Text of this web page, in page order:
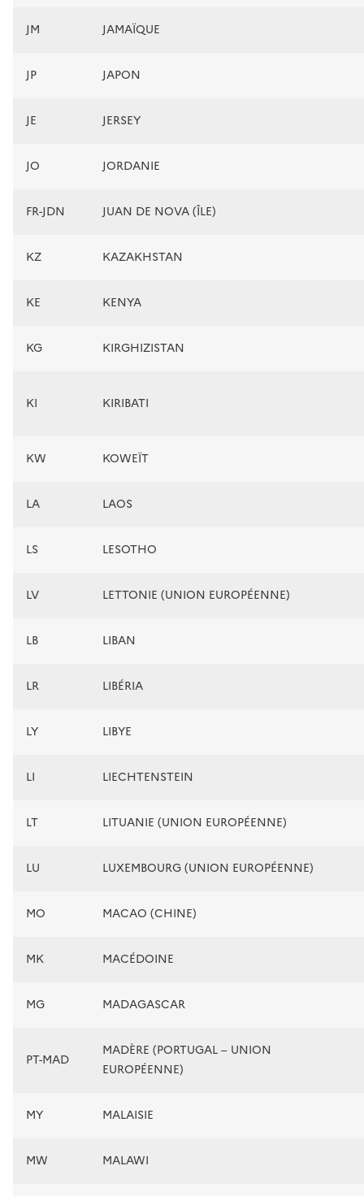
JM JAMAÏQUE
JP JAPON
JE JERSEY
JO JORDANIE
FR-JDN JUAN DE NOVA (ÎLE)
KZ KAZAKHSTAN
KE KENYA
KG KIRGHIZISTAN
KI KIRIBATI
KW KOWEÏT
LA LAOS
LS LESOTHO
LV LETTONIE (UNION EUROPÉENNE)
LB LIBAN
LR LIBÉRIA
LY LIBYE
LI LIECHTENSTEIN
LT LITUANIE (UNION EUROPÉENNE)
LU LUXEMBOURG (UNION EUROPÉENNE)
MO MACAO (CHINE)
MK MACÉDOINE
MG MADAGASCAR
PT-MAD
MADÈRE (PORTUGAL – UNION
EUROPÉENNE)
MY MALAISIE
MW MALAWI